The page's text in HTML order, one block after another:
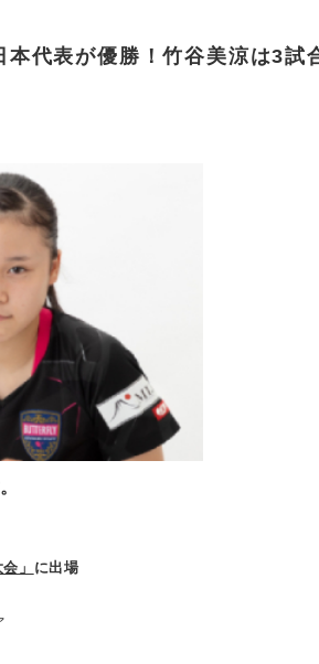
代表が優勝！竹谷美涼は3試
」 に出場